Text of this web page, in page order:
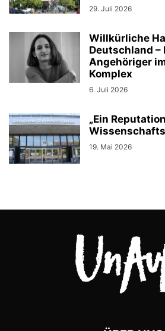
29. Juli 2026
Willkürliche
Deutschland
Angehöriger
Komplex
6. Juli 2026
„Ein
19. Mai 2026